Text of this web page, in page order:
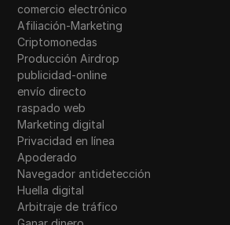
WeChat
Western Union
WhatsApp Business
Deseo
Yahoo Gemini
YouTube
YouTube Premium
Zalando
comercio electrónico
Afiliación-Marketing
Criptomonedas
Producción Airdrop
publicidad-online
envío directo
raspado web
Marketing digital
Privacidad en línea
Apoderado
Navegador antidetección
Huella digital
Arbitraje de tráfico